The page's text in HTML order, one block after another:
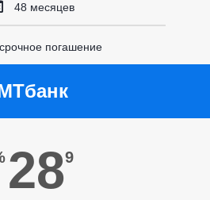
48 месяцев
погашение
289